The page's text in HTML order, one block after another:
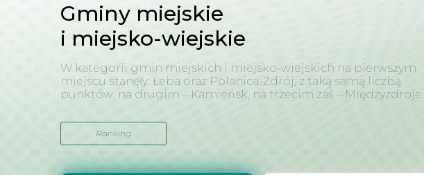
Gminy miejskie
i miejsko-wiejskie
W kategorii gmin miejskich i miejsko-wiejskich na pierwszym
miejscu stanęły: Łeba oraz Polanica-Zdrój, z taką samą liczbą
punktów; na drugim – Kamieńsk, na trzecim zaś – Międzyzdroje.
Ranking